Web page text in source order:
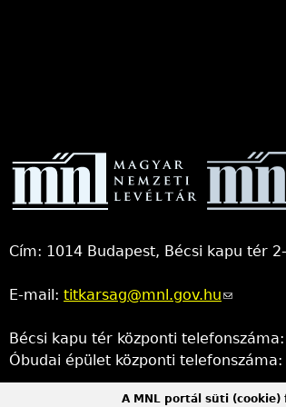
Cím: 1014 Budapest, Bécsi kapu tér
E-mail: titkarsag@mnl.gov.hu(link
e-
mail)
Bécsi kapu tér központi
Óbudai épület központi
Információs Iroda (Kutatószolgálat):
A MNL portál süti